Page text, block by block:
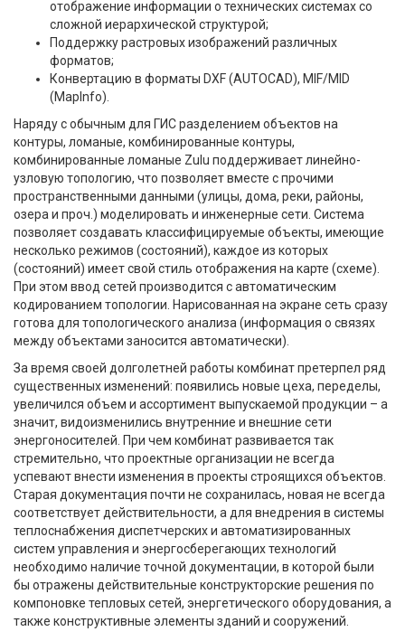
отображение информации о технических системах со
сложной иерархической структурой;
Поддержку растровых изображений различных
форматов;
Конвертацию в форматы DXF (AUTOCAD), MIF/MID
(MapInfo).
Наряду с обычным для ГИС разделением объектов на
контуры, ломаные, комбинированные контуры,
комбинированные ломаные Zulu поддерживает линейно-
узловую топологию, что позволяет вместе с прочими
пространственными данными (улицы, дома, реки, районы,
озера и проч.) моделировать и инженерные сети. Система
позволяет создавать классифицируемые объекты, имеющие
несколько режимов (состояний), каждое из которых
(состояний) имеет свой стиль отображения на карте (схеме).
При этом ввод сетей производится с автоматическим
кодированием топологии. Нарисованная на экране сеть сразу
готова для топологического анализа (информация о связях
между объектами заносится автоматически).
За время своей долголетней работы комбинат претерпел ряд
существенных изменений: появились новые цеха, переделы,
увеличился объем и ассортимент выпускаемой продукции – а
значит, видоизменились внутренние и внешние сети
энергоносителей. При чем комбинат развивается так
стремительно, что проектные организации не всегда
успевают внести изменения в проекты строящихся объектов.
Старая документация почти не сохранилась, новая не всегда
соответствует действительности, а для внедрения в системы
теплоснабжения диспетчерских и автоматизированных
систем управления и энергосберегающих технологий
необходимо наличие точной документации, в которой были
бы отражены действительные конструкторские решения по
компоновке тепловых сетей, энергетического оборудования, а
также конструктивные элементы зданий и сооружений.